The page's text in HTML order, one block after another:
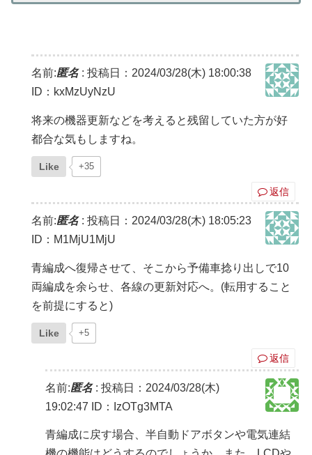
名前:匿名: 投稿日：2024/03/28(木) 18:00:38
ID：kxMzUyNzU
将来の機器更新などを考えると残留していた方が好
都合な気もしますね。
Like +35
返信
名前:匿名: 投稿日：2024/03/28(木) 18:05:23
ID：M1MjU1MjU
青編成へ復帰させて、そこから予備車捻り出しで10
両編成を余らせ、各線の更新対応へ。(転用すること
を前提にすると)
Like +5
返信
名前:匿名: 投稿日：2024/03/28(木)
19:02:47
ID：IzOTg3MTA
青編成に戻す場合、半自動ドアボタンや電気連結